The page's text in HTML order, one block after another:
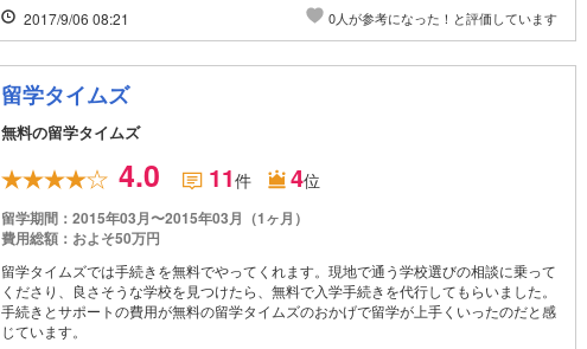
2017/9/06 08:21 0人が参考になった！と評価しています
留学タイムズ
無料の留学タイムズ
4.0 11件 4位
留学期間：2015年03月〜2015年03月（1ヶ月）
費用総額：およそ50万円
留学タイムズでは手続きを無料でやってくれます。現地で通う学校選びの相談に乗って
くださり、良さそうな学校を見つけたら、無料で入学手続きを代行してもらいました。
手続きとサポートの費用が無料の留学タイムズのおかげで留学が上手くいったのだと感
じています。